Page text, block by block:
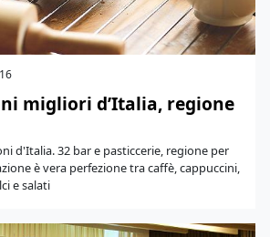
migliori d’Italia, regione
d'Italia. 32 bar e pasticcerie, regione per
è vera perfezione tra caffè, cappuccini,
e salati